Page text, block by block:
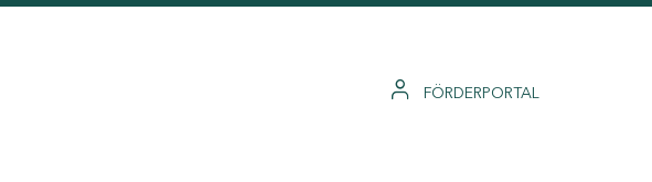
FÖRDERPORTAL